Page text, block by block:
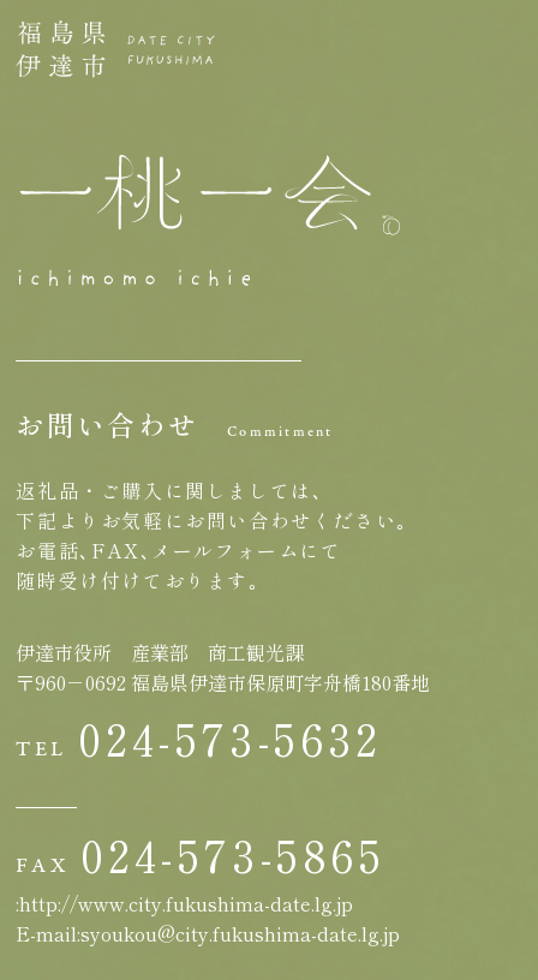
お問い合わせ Commitment
返礼品・ご購入に関しましては､
下記よりお気軽にお問い合わせください｡
お電話､FAX､メールフォームにて
随時受け付けております｡
伊達市役所 産業部 商工観光課
〒960－0692 福島県伊達市保原町字舟橋180番地
TEL 024-573-5632
FAX 024-573-5865
:http://www.city.fukushima-date.lg.jp
E-mail:syoukou@city.fukushima-date.lg.jp